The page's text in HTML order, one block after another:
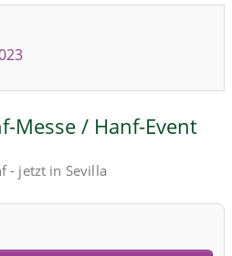
Messe / Hanf-Event
- jetzt in Sevilla